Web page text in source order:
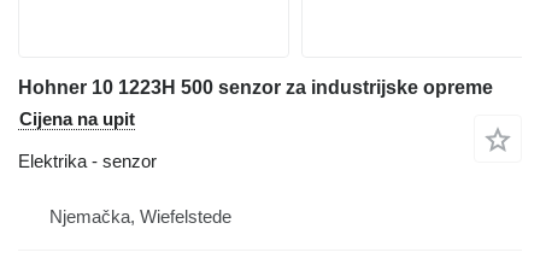
Hohner 10 1223H 500 senzor za industrijske opreme
Cijena na upit
Elektrika - senzor
Njemačka, Wiefelstede